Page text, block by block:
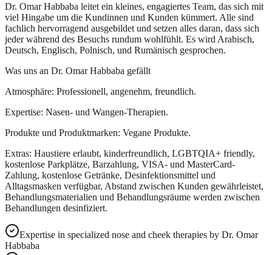
Dr. Omar Habbaba leitet ein kleines, engagiertes Team, das sich mit
viel Hingabe um die Kundinnen und Kunden kümmert. Alle sind
fachlich hervorragend ausgebildet und setzen alles daran, dass sich
jeder während des Besuchs rundum wohlfühlt. Es wird Arabisch,
Deutsch, Englisch, Polnisch, und Rumänisch gesprochen.
Was uns an Dr. Omar Habbaba gefällt
Atmosphäre: Professionell, angenehm, freundlich.
Expertise: Nasen- und Wangen-Therapien.
Produkte und Produktmarken: Vegane Produkte.
Extras: Haustiere erlaubt, kinderfreundlich, LGBTQIA+ friendly,
kostenlose Parkplätze, Barzahlung, VISA- und MasterCard-
Zahlung, kostenlose Getränke, Desinfektionsmittel und
Alltagsmasken verfügbar, Abstand zwischen Kunden gewährleistet,
Behandlungsmaterialien und Behandlungsräume werden zwischen
Behandlungen desinfiziert.
Expertise in specialized nose and cheek therapies by Dr. Omar
Habbaba